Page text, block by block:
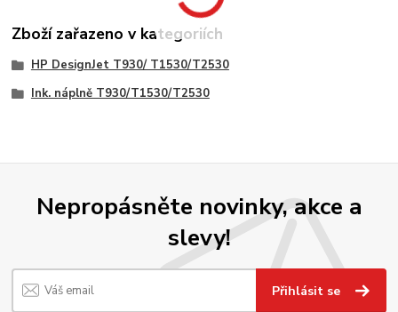
Zboží zařazeno v kategoriích
HP DesignJet T930/ T1530/T2530
Ink. náplně T930/T1530/T2530
Nepropásněte novinky, akce a
slevy!
Přihlásit se